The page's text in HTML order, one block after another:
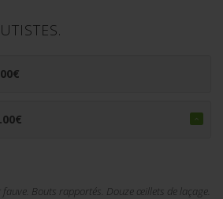
€
€
Bouts rapportés. Douze œillets de laçage.